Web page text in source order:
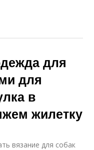
для
для
в
жилетку
вязание для собак